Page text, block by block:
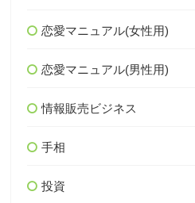
恋愛マニュアル(女性用)
恋愛マニュアル(男性用)
情報販売ビジネス
手相
投資